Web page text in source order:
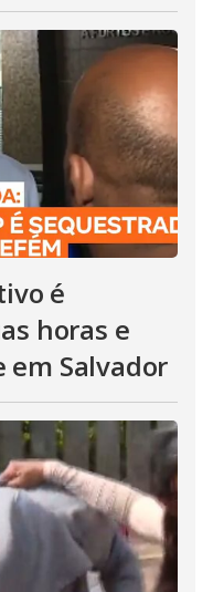
é
horas e
em Salvador